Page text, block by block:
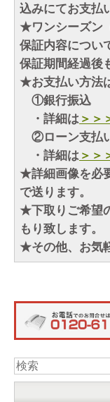
込みにてお支払
★ワンシーズン
保証内容につい
保証期間経過後
★お支払い方法
①銀行振込
・詳細は ＞＞
②ローン支払
・詳細は ＞＞
★詳細画像を必
で送ります。
★下取りご希望
もり致します。
★その他、お気